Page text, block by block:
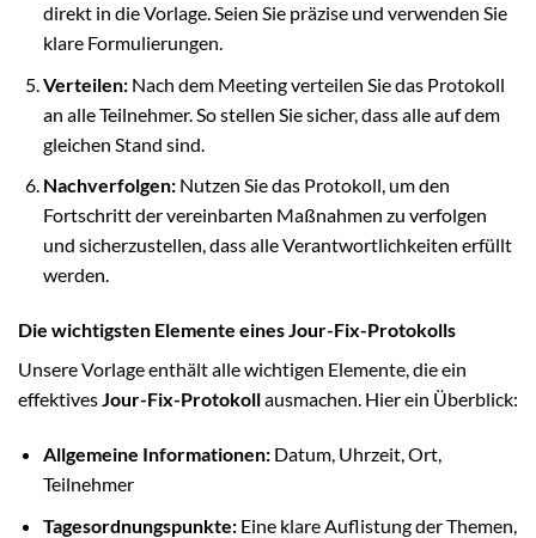
direkt in die Vorlage. Seien Sie präzise und verwenden Sie
klare Formulierungen.
Verteilen:Nach dem Meeting verteilen Sie das Protokoll
an alle Teilnehmer. So stellen Sie sicher, dass alle auf dem
gleichen Stand sind.
Nachverfolgen:Nutzen Sie das Protokoll, um den
Fortschritt der vereinbarten Maßnahmen zu verfolgen
und sicherzustellen, dass alle Verantwortlichkeiten erfüllt
werden.
Die wichtigsten Elemente eines Jour-Fix-Protokolls
Unsere Vorlage enthält alle wichtigen Elemente, die ein
effektivesJour-Fix-Protokollausmachen. Hier ein Überblick:
Allgemeine Informationen:Datum, Uhrzeit, Ort,
Teilnehmer
Tagesordnungspunkte:Eine klare Auflistung der Themen,